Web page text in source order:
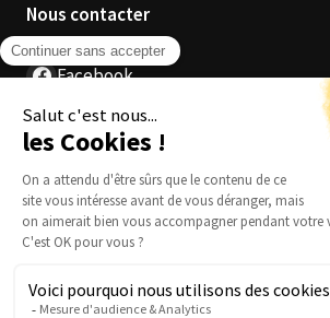
Nous contacter
Facebook
Instagram
4.3
★★★★★